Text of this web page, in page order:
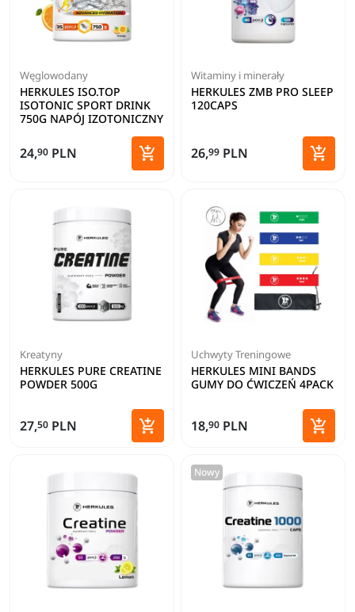
Węglowodany
HERKULES ISO.TOP
ISOTONIC SPORT DRINK
750G NAPÓJ IZOTONICZNY
24,90 PLN 
Dodaj do koszyka
Witaminy i minerały
HERKULES ZMB PRO SLEEP
120CAPS
26,99 PLN 
Dodaj
Kreatyny
HERKULES PURE CREATINE
POWDER 500G
27,50 PLN 
Dodaj do koszyka
Uchwyty Treningowe
HERKULES MINI BANDS
GUMY DO ĆWICZEŃ 4PACK
18,90 PLN 
Dodaj
Nowy